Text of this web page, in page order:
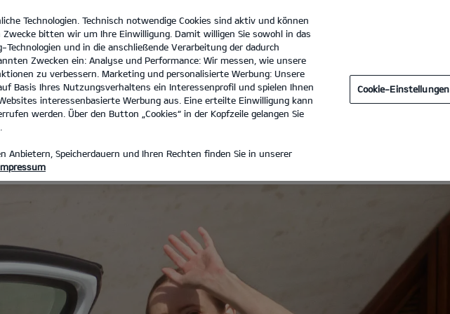
Auto Vogt GmbH Tel. :09074 - 2040
GEBRAUCHTWAGEN
GEBRAUCHTWAGEN
Technologien. Technisch notwendige Cookies sind aktiv und können
bitten wir um Ihre Einwilligung. Damit willigen Sie sowohl in das
und in die anschließende Verarbeitung der dadurch
Zwecken ein: Analyse und Performance: Wir messen, wie unsere
zu verbessern. Marketing und personalisierte Werbung: Unsere
Basis Ihres Nutzungsverhaltens ein Interessenprofil und spielen Ihnen
interessenbasierte Werbung aus. Eine erteilte Einwilligung kann
werden. Über den Button „Cookies“ in der Kopfzeile gelangen Sie
Speicherdauern und Ihren Rechten finden Sie in unserer
Cookie-Einstellungen